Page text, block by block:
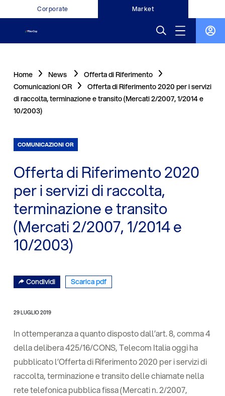
Corporate Market
Home News
Offerta di Riferimento
Comunicazioni OR
Offerta di Riferimento 2020 per i servizi
di raccolta, terminazione e transito (Mercati 2/2007, 1/2014 e
10/2003)
COMUNICAZIONI OR
Offerta di Riferimento 2020
per i servizi di raccolta,
terminazione e transito
(Mercati 2/2007, 1/2014 e
10/2003)
Condividi Scarica pdf
29 LUGLIO 2019
In ottemperanza a quanto disposto dall’art. 8, comma 4
della delibera 425/16/CONS, Telecom Italia oggi ha
pubblicato l’Offerta di Riferimento 2020 per i servizi di
raccolta, terminazione e transito delle chiamate nella
rete telefonica pubblica fissa (Mercati n. 2/2007,